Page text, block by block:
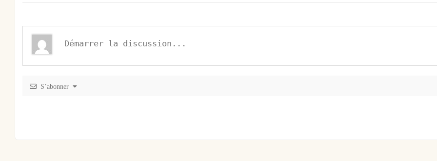
S’abonner